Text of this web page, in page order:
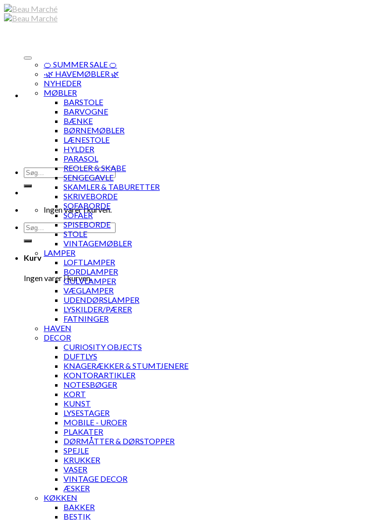
Skip
to
Søg
efter:
Ingen varer i kurven.
Søg
efter:
Kurv
Ingen varer i kurven.
🍊 SUMMER SALE 🍊
·🌿 HAVEMØBLER 🌿
NYHEDER
MØBLER
BARSTOLE
BARVOGNE
BÆNKE
BØRNEMØBLER
LÆNESTOLE
HYLDER
PARASOL
REOLER & SKABE
SENGEGAVLE
SKAMLER & TABURETTER
SKRIVEBORDE
SOFABORDE
SOFAER
SPISEBORDE
STOLE
VINTAGEMØBLER
LAMPER
LOFTLAMPER
BORDLAMPER
GULVLAMPER
VÆGLAMPER
UDENDØRSLAMPER
LYSKILDER/PÆRER
FATNINGER
HAVEN
DECOR
CURIOSITY OBJECTS
DUFTLYS
KNAGERÆKKER & STUMTJENERE
KONTORARTIKLER
NOTESBØGER
KORT
KUNST
LYSESTAGER
MOBILE - UROER
PLAKATER
DØRMÅTTER & DØRSTOPPER
SPEJLE
KRUKKER
VASER
VINTAGE DECOR
ÆSKER
KØKKEN
BAKKER
BESTIK